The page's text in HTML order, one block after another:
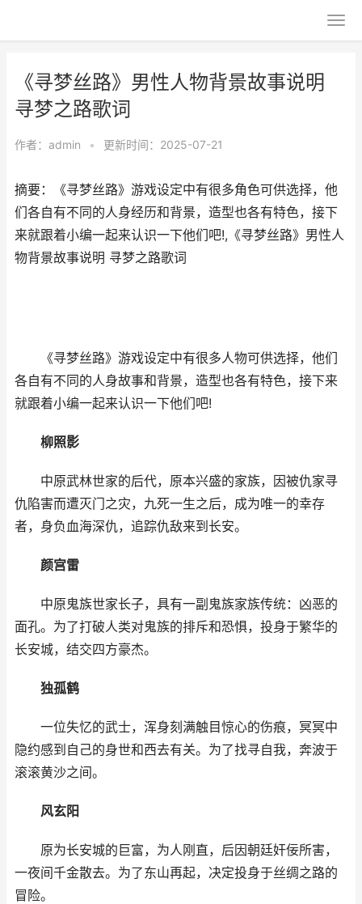
《寻梦丝路》男性人物背景故事说明
寻梦之路歌词
作者： admin • 更新时间：2025-07-21
摘要：《寻梦丝路》游戏设定中有很多角色可供选择，他
们各自有不同的人身经历和背景，造型也各有特色，接下
来就跟着小编一起来认识一下他们吧!,《寻梦丝路》男性人
物背景故事说明 寻梦之路歌词
《寻梦丝路》游戏设定中有很多人物可供选择，他们
各自有不同的人身故事和背景，造型也各有特色，接下来
就跟着小编一起来认识一下他们吧!
柳照影
中原武林世家的后代，原本兴盛的家族，因被仇家寻
仇陷害而遭灭门之灾，九死一生之后，成为唯一的幸存
者，身负血海深仇，追踪仇敌来到长安。
颜宫雷
中原鬼族世家长子，具有一副鬼族家族传统：凶恶的
面孔。为了打破人类对鬼族的排斥和恐惧，投身于繁华的
长安城，结交四方豪杰。
独孤鹤
一位失忆的武士，浑身刻满触目惊心的伤痕，冥冥中
隐约感到自己的身世和西去有关。为了找寻自我，奔波于
滚滚黄沙之间。
风玄阳
原为长安城的巨富，为人刚直，后因朝廷奸佞所害，
一夜间千金散去。为了东山再起，决定投身于丝绸之路的
冒险。